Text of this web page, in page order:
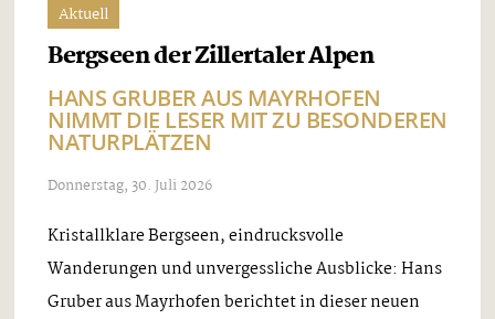
Aktuell
Bergseen der Zillertaler Alpen
HANS GRUBER AUS MAYRHOFEN
NIMMT DIE LESER MIT ZU BESONDEREN
NATURPLÄTZEN
Donnerstag, 30. Juli 2026
Kristallklare Bergseen, eindrucksvolle
Wanderungen und unvergessliche Ausblicke: Hans
Gruber aus Mayrhofen berichtet in dieser neuen